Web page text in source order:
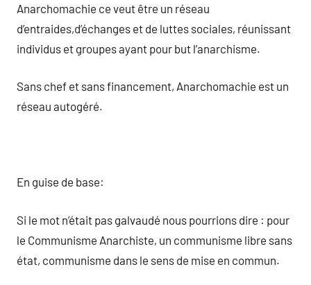
Anarchomachie ce veut être un réseau
d’entraides,d’échanges et de luttes sociales, réunissant
individus et groupes ayant pour but l’anarchisme.
Sans chef et sans financement, Anarchomachie est un
réseau autogéré.
En guise de base:
Si le mot n’était pas galvaudé nous pourrions dire : pour
le Communisme Anarchiste, un communisme libre sans
état, communisme dans le sens de mise en commun.